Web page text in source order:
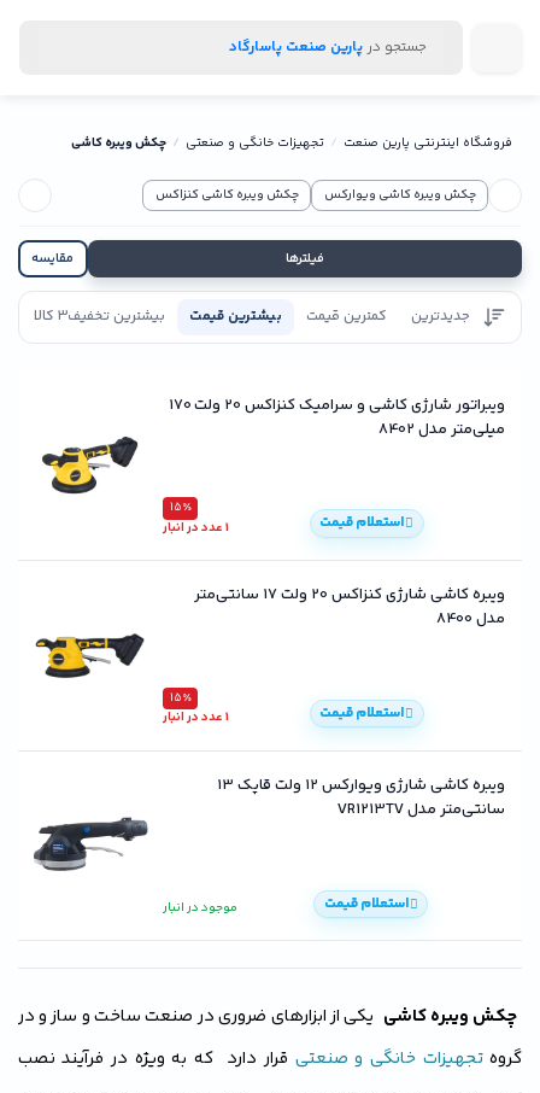
جستجو در پارین صنعت پاسارگاد
فروشگاه اینترنتی پارین صنعت تجهیزات خانگی و صنعتی چکش ویبره کاشی
چکش ویبره کاشی ویوارکس چکش ویبره کاشی کنزاکس
فیلترها مقایسه
جدیدترین کمترین قیمت بیشترین قیمت بیشترین تخفیف3 کالا
ویبراتور شارژی کاشی و سرامیک کنزاکس 20 ولت 170
میلی‌متر مدل 8402
15٪
1 عدد در انبار استعلام قیمت
ویبره کاشی شارژی کنزاکس 20 ولت 17 سانتی‌متر
مدل 8400
15٪
1 عدد در انبار استعلام قیمت
ویبره کاشی شارژی ویوارکس 12 ولت قاپک 13
سانتی‌متر مدل VR1213TV
موجود در انبار استعلام قیمت
چکش ویبره کاشی یکی از ابزارهای ضروری در صنعت ساخت و ساز و در
گروهتجهیزات خانگی و صنعتی قرار دارد که به ویژه در فرآیند نصب